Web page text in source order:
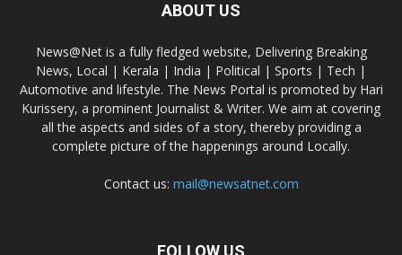
ABOUT US
News@Net is a fully fledged website, Delivering Breaking
News, Local | Kerala | India | Political | Sports | Tech |
Automotive and lifestyle. The News Portal is promoted by Hari
Kurissery, a prominent Journalist & Writer. We aim at covering
all the aspects and sides of a story, thereby providing a
complete picture of the happenings around Locally.
Contact us: mail@newsatnet.com